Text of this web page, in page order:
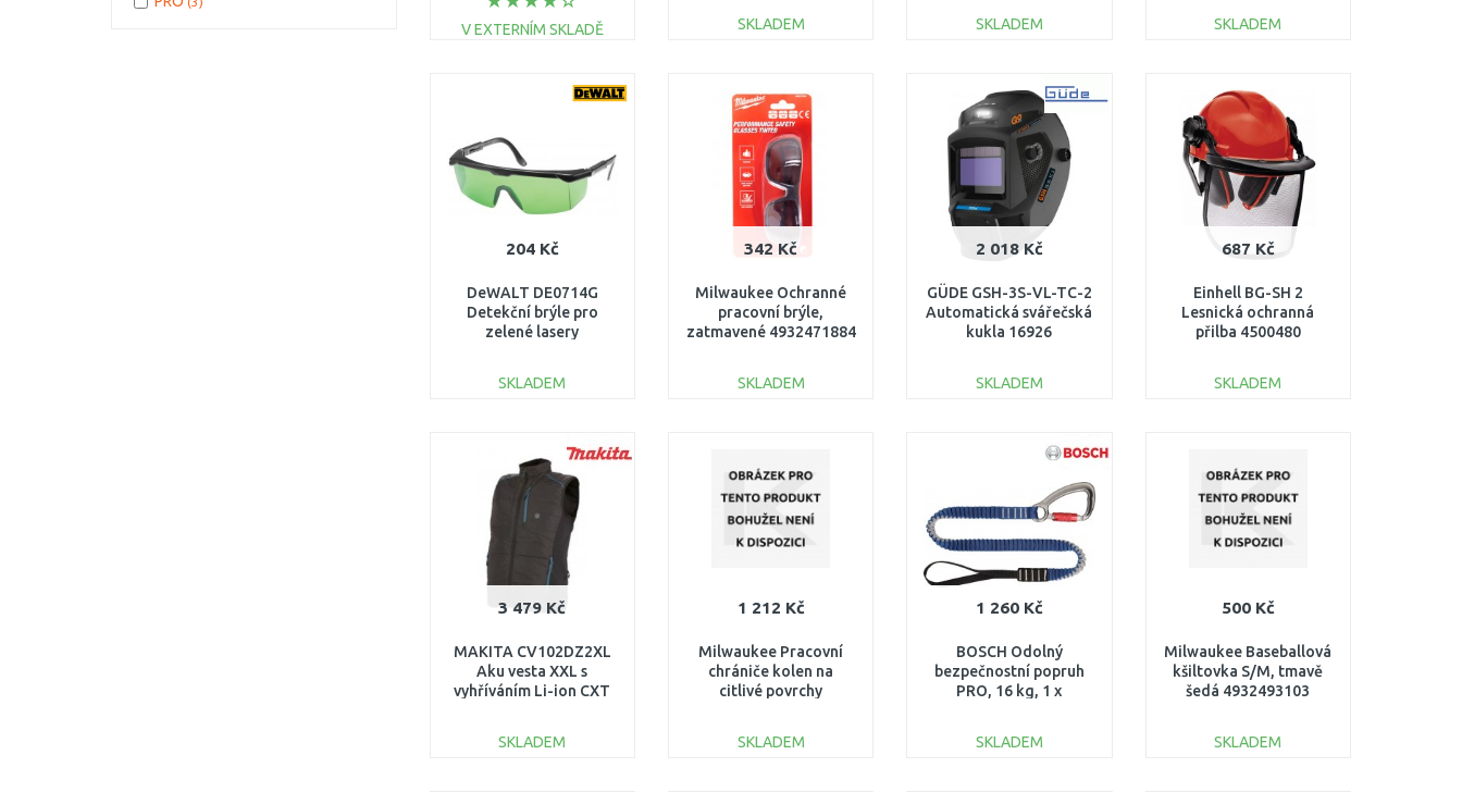
V EXTERNÍM SKLADĚ
SKLADEM
Porovnat
SKLADEM
Porovnat
SKLADEM
Porovnat
204 Kč
DeWALT DE0714G
Detekční brýle pro
zelené lasery
SKLADEM
Porovnat
342 Kč
Milwaukee Ochranné
pracovní brýle,
zatmavené 4932471884
SKLADEM
Porovnat
2 018 Kč
GÜDE GSH-3S-VL-TC-2
Automatická svářečská
kukla 16926
SKLADEM
687 Kč
Einhell BG-SH 2
Lesnická ochranná
přilba 4500480
SKLADEM
Porovnat
3 479 Kč
MAKITA CV102DZ2XL
Aku vesta XXL s
vyhříváním Li-ion CXT
SKLADEM
1 212 Kč
Milwaukee Pracovní
chrániče kolen na
citlivé povrchy
SKLADEM
1 260 Kč
BOSCH Odolný
bezpečnostní popruh
PRO, 16 kg, 1 x
2607990163
SKLADEM
500 Kč
Milwaukee Baseballová
kšiltovka S/M, tmavě
šedá 4932493103
SKLADEM